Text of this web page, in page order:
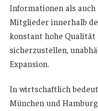
Informationen als
Mitglieder innerhalb
konstant hohe
sicherzustellen,
Expansion.
In wirtschaftlich
München und